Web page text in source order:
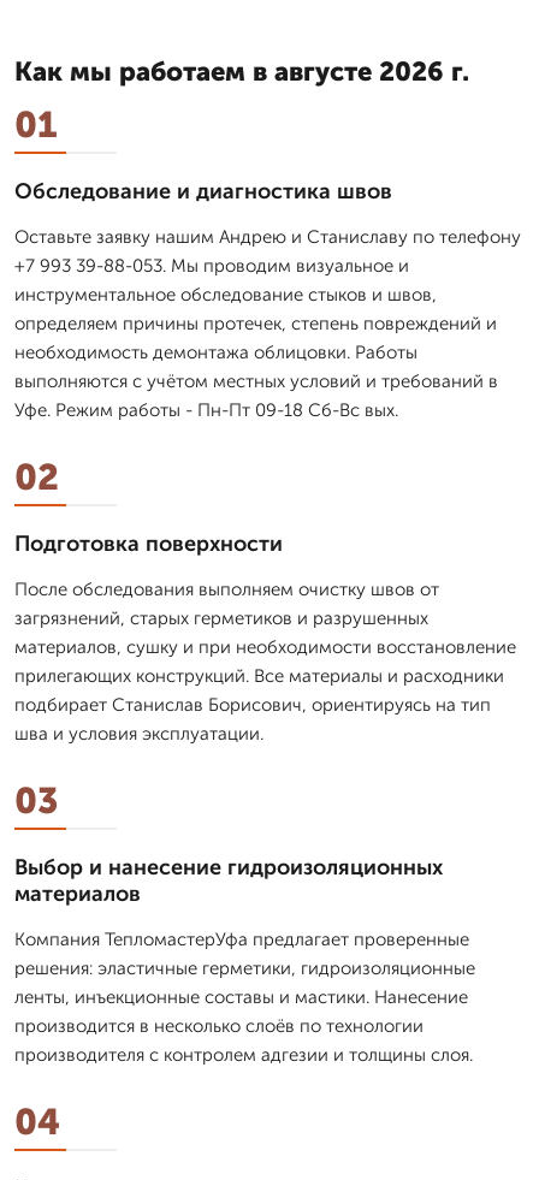
Как мы работаем в августе 2026 г.
01
Обследование и диагностика швов
Оставьте заявку нашим Андрею и Станиславу по телефону
+7 993 39-88-053. Мы проводим визуальное и
инструментальное обследование стыков и швов,
определяем причины протечек, степень повреждений и
необходимость демонтажа облицовки. Работы
выполняются с учётом местных условий и требований в
Уфе. Режим работы - Пн-Пт 09-18 Сб-Вс вых.
02
Подготовка поверхности
После обследования выполняем очистку швов от
загрязнений, старых герметиков и разрушенных
материалов, сушку и при необходимости восстановление
прилегающих конструкций. Все материалы и расходники
подбирает Станислав Борисович, ориентируясь на тип
шва и условия эксплуатации.
03
Выбор и нанесение гидроизоляционных
материалов
Компания ТепломастерУфа предлагает проверенные
решения: эластичные герметики, гидроизоляционные
ленты, инъекционные составы и мастики. Нанесение
производится в несколько слоёв по технологии
производителя с контролем адгезии и толщины слоя.
04